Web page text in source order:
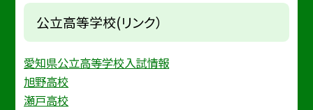
公立高等学校(リンク）
愛知県公立高等学校入試情報
旭野高校
瀬戸高校